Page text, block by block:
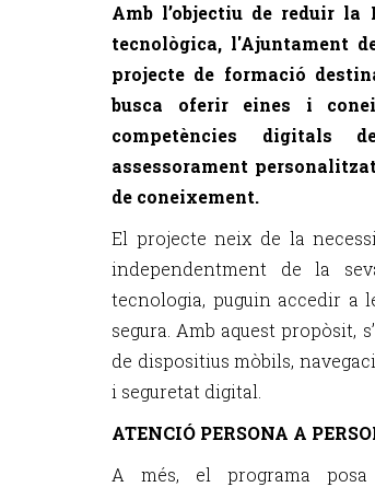
Amb l’objectiu de reduir
tecnològica, l'Ajuntament
projecte de formació
busca oferir eines i
competències digitals
assessorament
de coneixement.
El projecte neix de la
independentment de la
tecnologia, puguin accedir a
segura. Amb aquest propòsit,
de dispositius mòbils,
i seguretat digital.
ATENCIÓ PERSONA A
A més, el programa posa